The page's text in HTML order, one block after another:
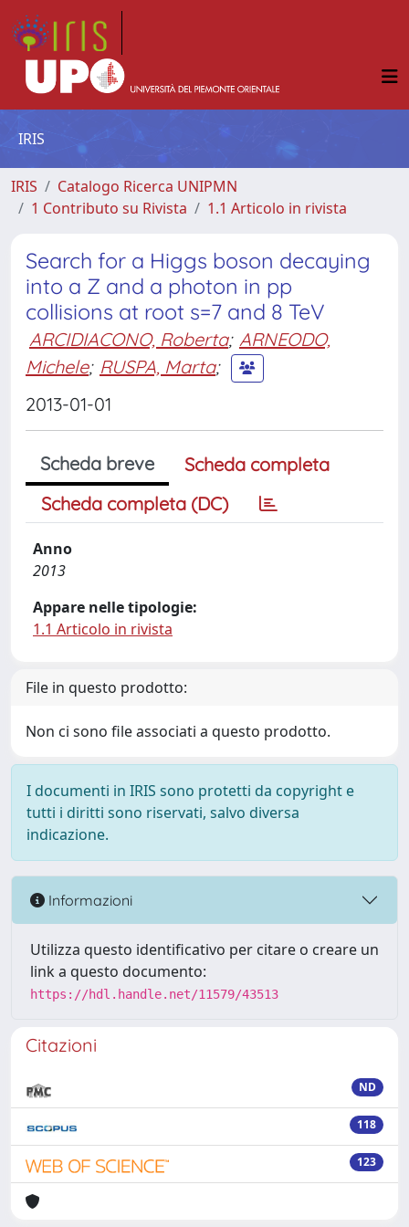
IRIS
IRIS
Catalogo Ricerca UNIPMN
1 Contributo su Rivista
1.1 Articolo in rivista
Search for a Higgs boson decaying
into a Z and a photon in pp
collisions at root s=7 and 8 TeV
ARCIDIACONO, Roberta; ARNEODO,
Michele; RUSPA, Marta;
2013-01-01
Scheda breve
Scheda completa
Scheda completa (DC)
Anno
2013
Appare nelle tipologie:
1.1 Articolo in rivista
File in questo prodotto:
Non ci sono file associati a questo prodotto.
I documenti in IRIS sono protetti da copyright e
tutti i diritti sono riservati, salvo diversa
indicazione.
Informazioni
Utilizza questo identificativo per citare o creare un
link a questo documento:
https://hdl.handle.net/11579/43513
Citazioni
ND
118
123